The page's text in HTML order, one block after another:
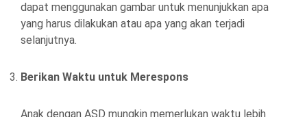
dapat menggunakan gambar untuk menunjukkan apa
yang harus dilakukan atau apa yang akan terjadi
selanjutnya.
Berikan Waktu untuk Merespons
Anak dengan ASD mungkin memerlukan waktu lebih